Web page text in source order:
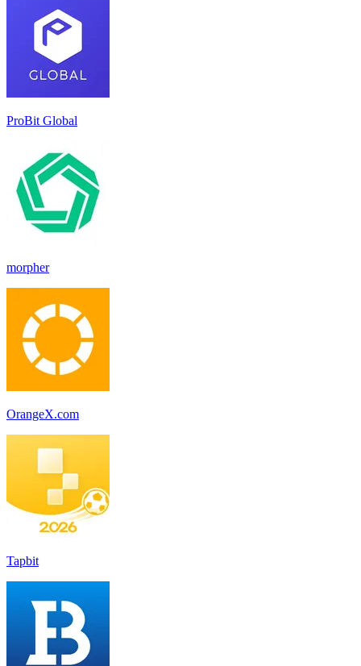
ProBit Global
morpher
OrangeX.com
Tapbit